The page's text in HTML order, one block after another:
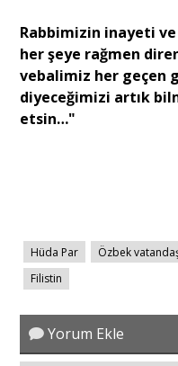
Rabbimizin inayeti
her şeye rağmen
vebalimiz her geçen
diyeceğimizi artık
etsin…"
Hüda Par Özbek
Filistin
Yorum Ekle